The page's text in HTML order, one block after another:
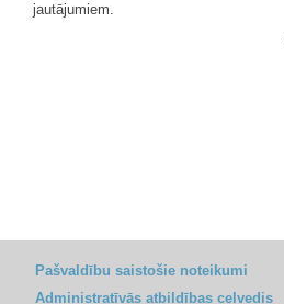
jautājumiem.
Pašvaldību saistošie noteikumi
Administratīvās atbildības ceļvedis